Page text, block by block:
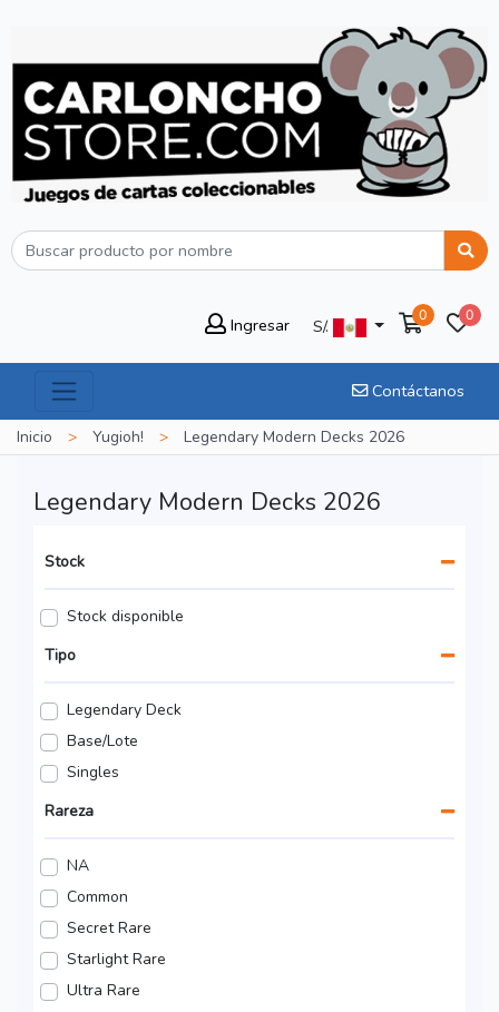
Ingresar S/.
0 0
Contáctanos
Inicio > Yugioh! > Legendary Modern Decks 2026
Legendary Modern Decks 2026
Stock
Stock disponible
Tipo
Legendary Deck
Base/Lote
Singles
Rareza
NA
Common
Secret Rare
Starlight Rare
Ultra Rare